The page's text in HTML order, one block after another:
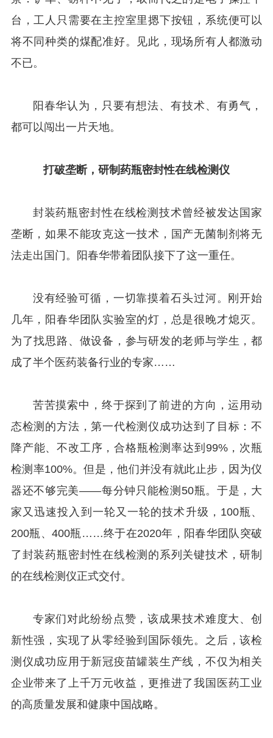
台，工人只需要在主控室里摁下按钮，系统便可以
将不同种类的煤配准好。见此，现场所有人都激动
不已。
阳春华认为，只要有想法、有技术、有勇气，
都可以闯出一片天地。
打破垄断，研制药瓶密封性在线检测仪
封装药瓶密封性在线检测技术曾经被发达国家
垄断，如果不能攻克这一技术，国产无菌制剂将无
法走出国门。阳春华带着团队接下了这一重任。
没有经验可循，一切靠摸着石头过河。刚开始
几年，阳春华团队实验室的灯，总是很晚才熄灭。
为了找思路、做设备，参与研发的老师与学生，都
成了半个医药装备行业的专家……
苦苦摸索中，终于探到了前进的方向，运用动
态检测的方法，第一代检测仪成功达到了目标：不
降产能、不改工序，合格瓶检测率达到99%，次瓶
检测率100%。但是，他们并没有就此止步，因为仪
器还不够完美——每分钟只能检测50瓶。于是，大
家又迅速投入到一轮又一轮的技术升级，100瓶、
200瓶、400瓶……终于在2020年，阳春华团队突破
了封装药瓶密封性在线检测的系列关键技术，研制
的在线检测仪正式交付。
专家们对此纷纷点赞，该成果技术难度大、创
新性强，实现了从零经验到国际领先。之后，该检
测仪成功应用于新冠疫苗罐装生产线，不仅为相关
企业带来了上千万元收益，更推进了我国医药工业
的高质量发展和健康中国战略。